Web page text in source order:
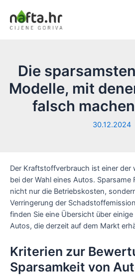
Inhalt
springen
Die
Modelle, mit
falsch
30.12.2024
Der Kraftstoffverbrauch ist einer der
bei der Wahl eines Autos. Sparsame
nicht nur die Betriebskosten,
Verringerung der
finden Sie eine Übersicht über
Autos, die derzeit auf dem Markt
Kriterien zur
Sparsamkeit von